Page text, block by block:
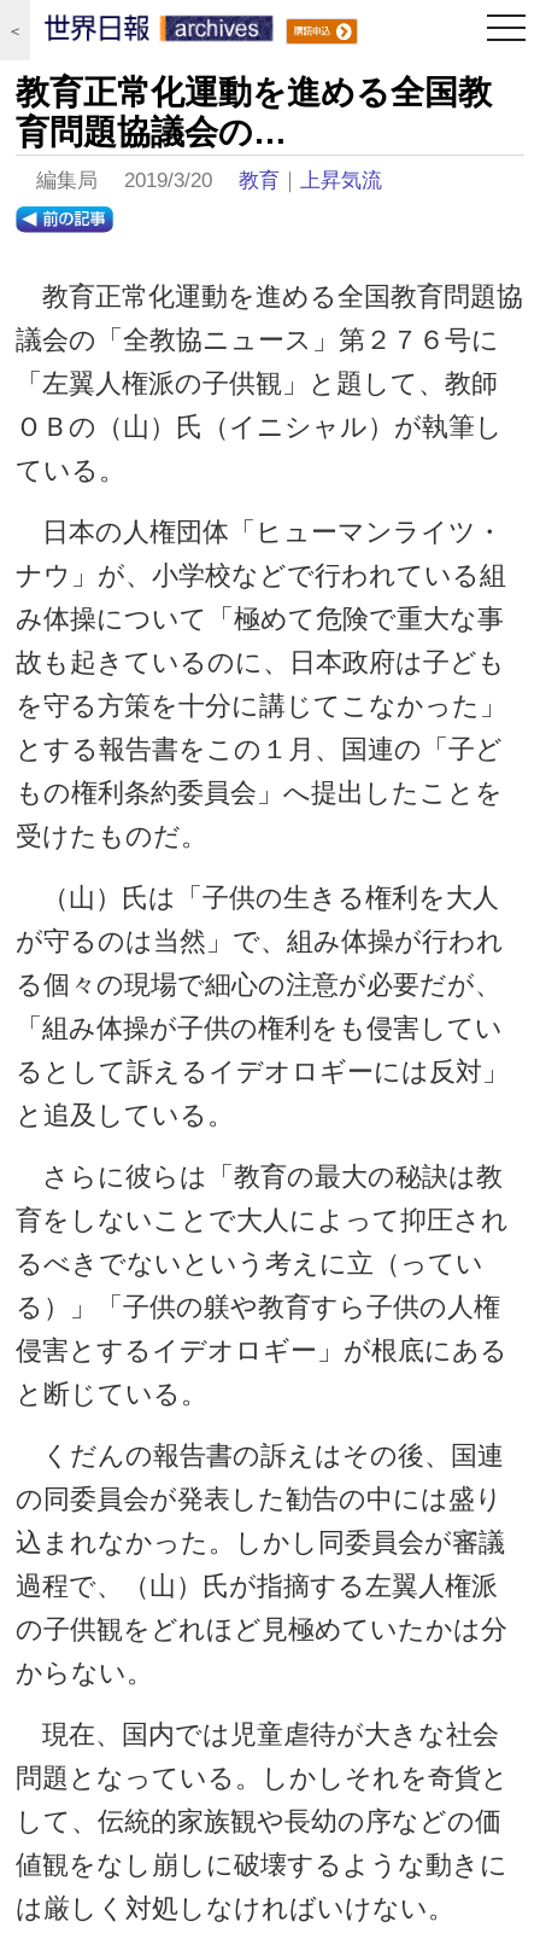
＜
教育正常化運動を進める全国教
育問題協議会の…
編集局 2019/3/20教育 ｜上昇気流
教育正常化運動を進める全国教育問題協
議会の「全教協ニュース」第２７６号に
「左翼人権派の子供観」と題して、教師
ＯＢの（山）氏（イニシャル）が執筆し
ている。
日本の人権団体「ヒューマンライツ・
ナウ」が、小学校などで行われている組
み体操について「極めて危険で重大な事
故も起きているのに、日本政府は子ども
を守る方策を十分に講じてこなかった」
とする報告書をこの１月、国連の「子ど
もの権利条約委員会」へ提出したことを
受けたものだ。
（山）氏は「子供の生きる権利を大人
が守るのは当然」で、組み体操が行われ
る個々の現場で細心の注意が必要だが、
「組み体操が子供の権利をも侵害してい
るとして訴えるイデオロギーには反対」
と追及している。
さらに彼らは「教育の最大の秘訣は教
育をしないことで大人によって抑圧され
るべきでないという考えに立（ってい
る）」「子供の躾や教育すら子供の人権
侵害とするイデオロギー」が根底にある
と断じている。
くだんの報告書の訴えはその後、国連
の同委員会が発表した勧告の中には盛り
込まれなかった。しかし同委員会が審議
過程で、（山）氏が指摘する左翼人権派
の子供観をどれほど見極めていたかは分
からない。
現在、国内では児童虐待が大きな社会
問題となっている。しかしそれを奇貨と
して、伝統的家族観や長幼の序などの価
値観をなし崩しに破壊するような動きに
は厳しく対処しなければいけない。